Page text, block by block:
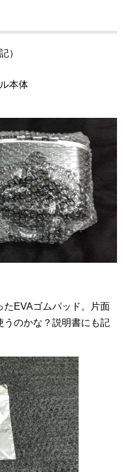
）
本体
たEVAゴムパッド。片面
うのかな？説明書にも記